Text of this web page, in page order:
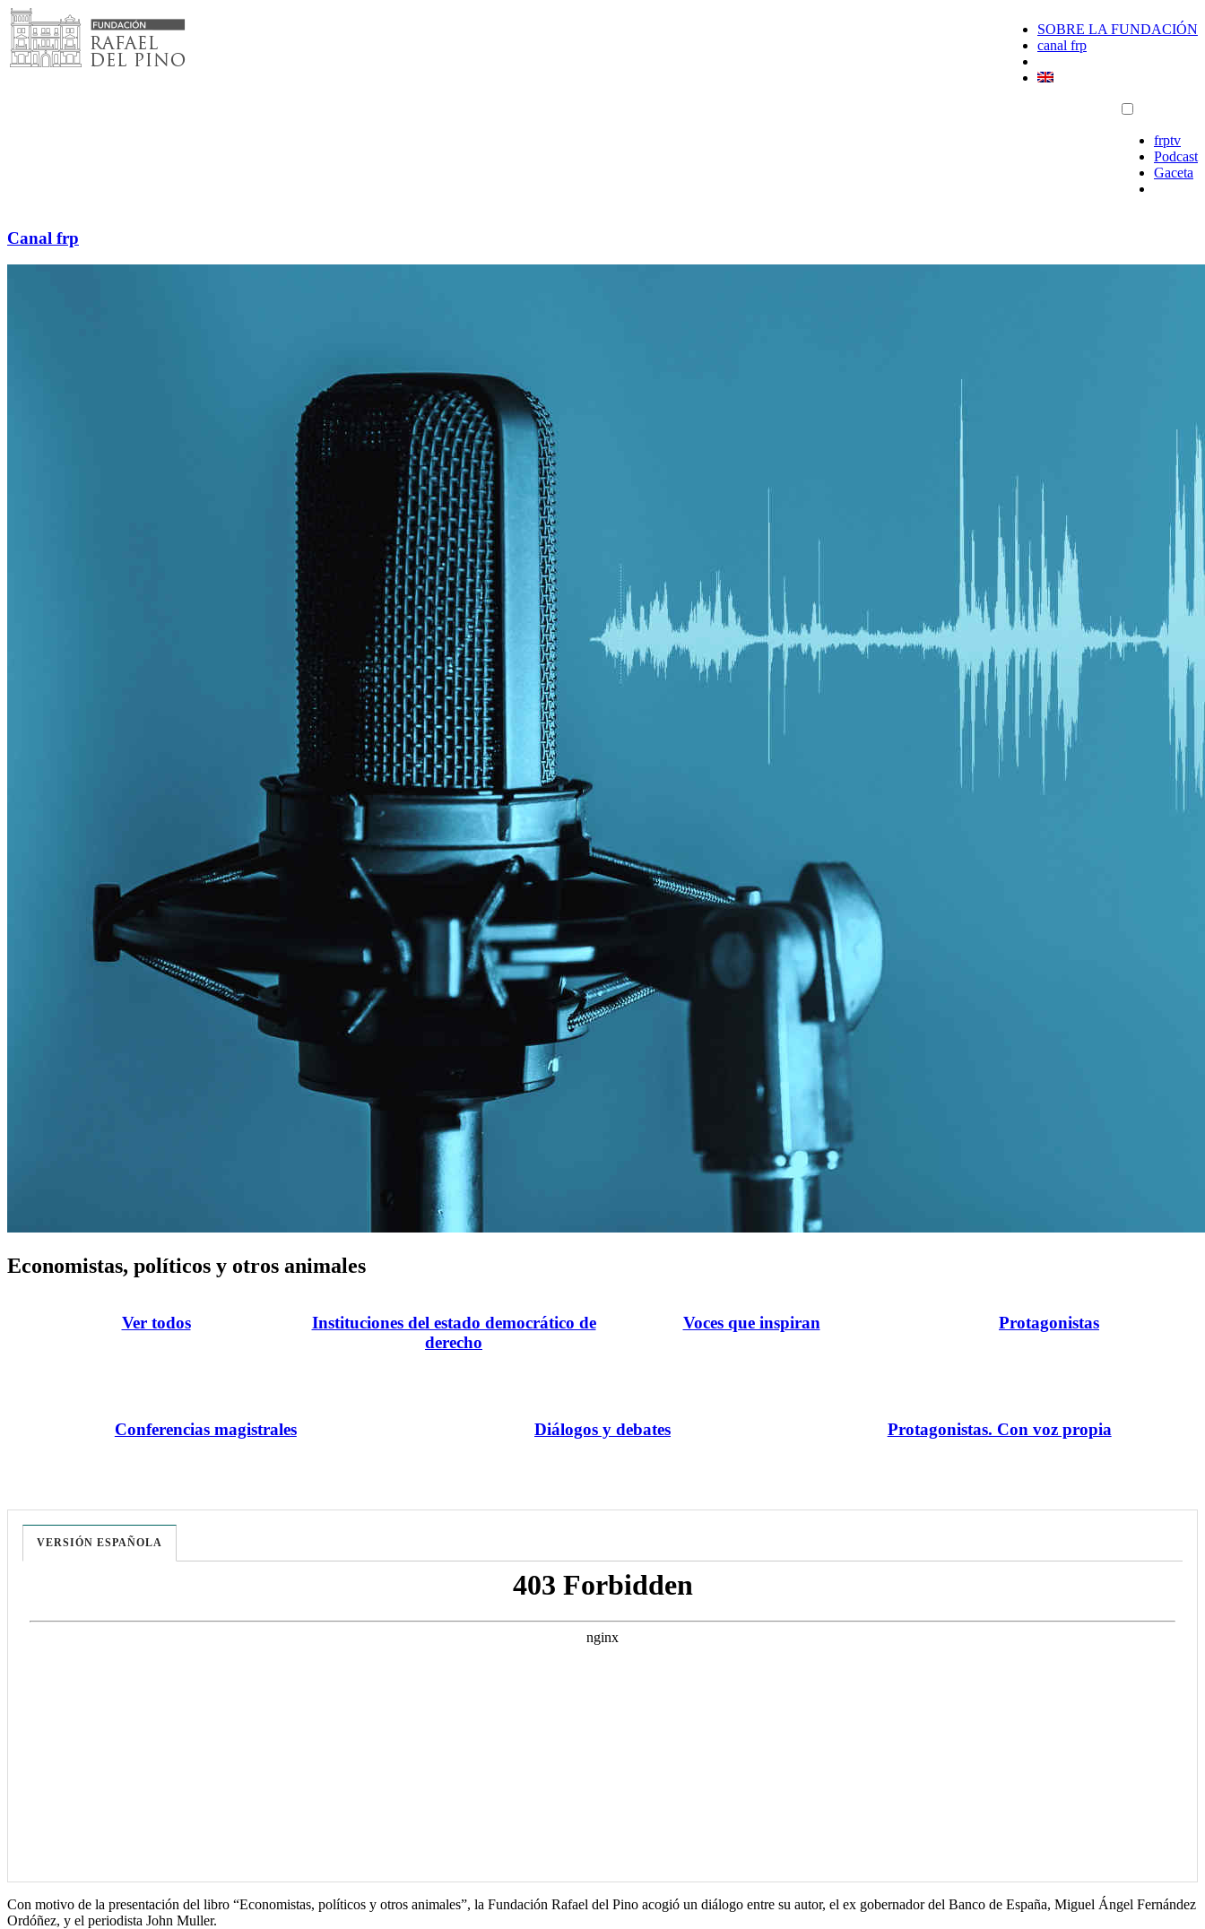
Saltar
al
contenido
SOBRE LA FUNDACIÓN
canal frp
frptv
Podcast
Gaceta
Canal frp
Economistas, políticos y otros animales
Ver todos
Instituciones del estado democrático de
derecho
Voces que inspiran Protagonistas
Conferencias magistrales Diálogos y debates Protagonistas. Con voz propia
VERSIÓN ESPAÑOLA
Con motivo de la presentación del libro “Economistas, políticos y otros animales”, la Fundación Rafael del Pino acogió un diálogo entre su autor, el ex gobernador del Banco de España, Miguel Ángel Fernández
Ordóñez, y el periodista John Muller.